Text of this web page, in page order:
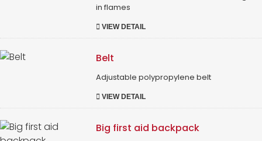
in flames
VIEW DETAIL
Belt
Adjustable polypropylene belt
VIEW DETAIL
Big first aid backpack